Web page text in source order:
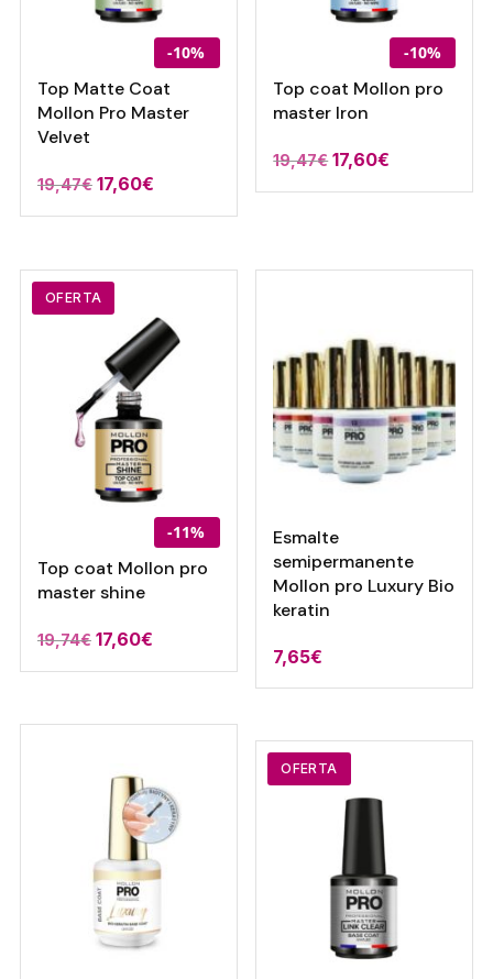
-10%
Top Matte Coat
Mollon Pro Master
Velvet
19,47€ El
precio
era:
19,47€.
17,60€El
precio
es:
-10%
Top coat Mollon pro
master Iron
19,47€ El
precio
19,47€.
17,60€
precio
17,60€.
OFERTA
-11%
Top coat Mollon pro
master shine
19,74€ El
precio
era:
17,60€El
precio
es:
Esmalte
semipermanente
Mollon pro Luxury Bio
keratin
7,65€
OFERTA